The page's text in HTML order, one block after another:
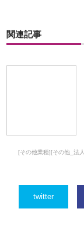
関連記事
[その他業種][その他_法
twitter